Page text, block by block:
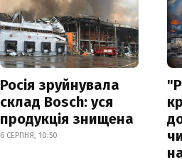
Росія зруйнувала
склад Bosch: уся
продукція знищена
6 СЕРПНЯ, 10:50